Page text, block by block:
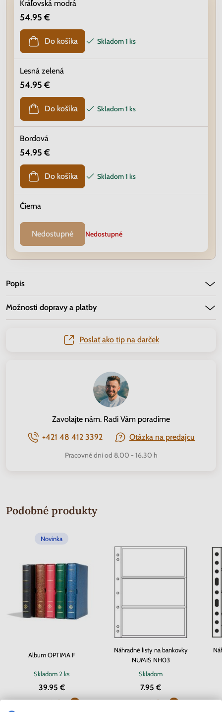
Kráľovská modrá
54.95 €
Do košíka Skladom1 ks
Lesná zelená
54.95 €
Do košíka Skladom1 ks
Bordová
54.95 €
Do košíka Skladom1 ks
Čierna
Nedostupné Nedostupné
Popis
Možnosti dopravy a platby
Poslať ako tip na darček
Zavolajte nám. Radi Vám poradíme
+421 48 412 3392
Otázka na predajcu
Pracovné dni od 8.00 - 16.30 h
Podobné produkty
Novinka
Album OPTIMA F
Skladom2 ks
39.95 €
Dostupné zľavy
Náhradné listy na bankovky
NUMIS NH03
Skladom
7.95 €
Dostupné zľavy